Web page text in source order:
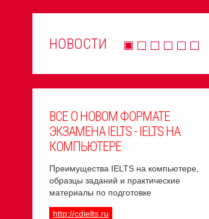
НОВОСТИ
ВСЕ О НОВОМ ФОРМАТЕ
ЭКЗАМЕНА IELTS - IELTS НА
КОМПЬЮТЕРЕ
Преимущества IELTS на компьютере,
образцы заданий и практические
материалы по подготовке
http://cdielts.ru